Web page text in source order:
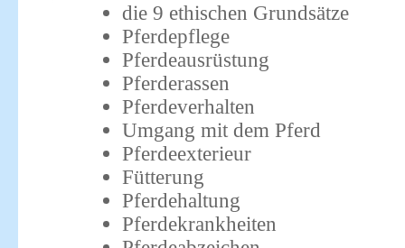
die 9 ethischen Grundsätze
Pferdepflege
Pferdeausrüstung
Pferderassen
Pferdeverhalten
Umgang mit dem Pferd
Pferdeexterieur
Fütterung
Pferdehaltung
Pferdekrankheiten